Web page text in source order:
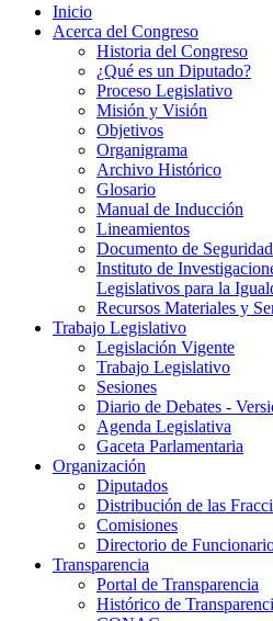
Inicio
Acerca del Congreso
Historia del Congreso
¿Qué es un Diputado?
Proceso Legislativo
Misión y Visión
Objetivos
Organigrama
Archivo Histórico
Glosario
Manual de Inducción
Lineamientos
Documento de Seguridad
Instituto de
Legislativos para la
Recursos Materiales y
Trabajo Legislativo
Legislación Vigente
Trabajo Legislativo
Sesiones
Diario de Debates -
Agenda Legislativa
Gaceta Parlamentaria
Organización
Diputados
Distribución de las
Comisiones
Directorio de
Transparencia
Portal de Transparencia
Histórico de